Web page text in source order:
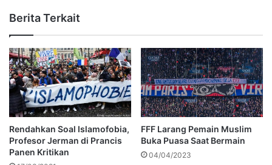
Berita Terkait
Rendahkan Soal Islamofobia,
Profesor Jerman di Prancis
Panen Kritikan
FFF Larang Pemain Muslim
Buka Puasa Saat Bermain
04/04/2023